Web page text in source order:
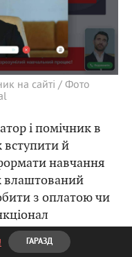
на сайті / Фото
і помічник в
вступити й
навчання
влаштований
з оплатою чи
планах –
розмова стане
ГАРАЗД